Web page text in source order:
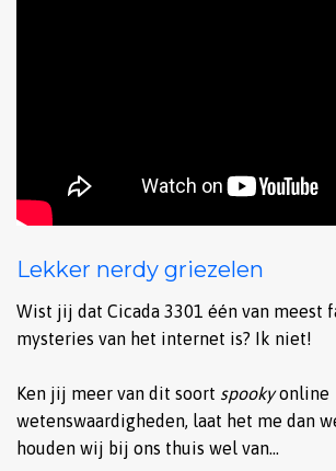
Lekker nerdy griezelen
Wist jij dat Cicada 3301 één van meest
mysteries van het internet is? Ik niet!
Ken jij meer van dit soort spookyonline
wetenswaardigheden, laat het me dan
houden wij bij ons thuis wel van…